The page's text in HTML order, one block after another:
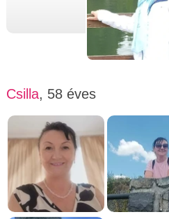
Csilla, 58 éves